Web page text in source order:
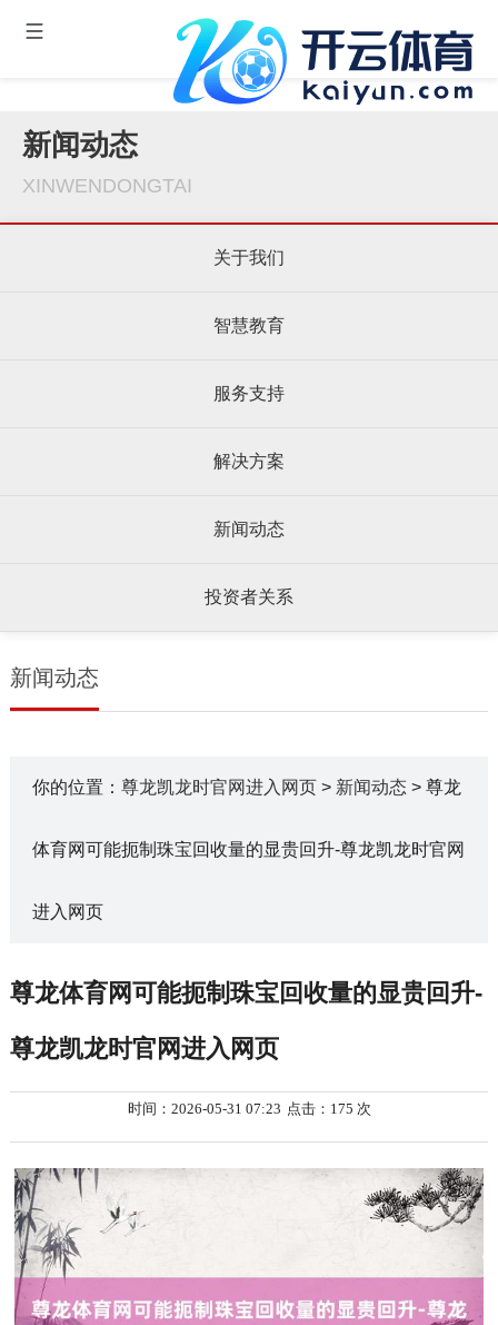
新闻动态
XINWENDONGTAI
关于我们
智慧教育
服务支持
解决方案
新闻动态
投资者关系
新闻动态
你的位置： 尊龙凯龙时官网进入网页 > 新闻动态 > 尊龙
体育网可能扼制珠宝回收量的显贵回升-尊龙凯龙时官网
进入网页
尊龙体育网可能扼制珠宝回收量的显贵回升-
尊龙凯龙时官网进入网页
时间：2026-05-31 07:23 点击：175 次